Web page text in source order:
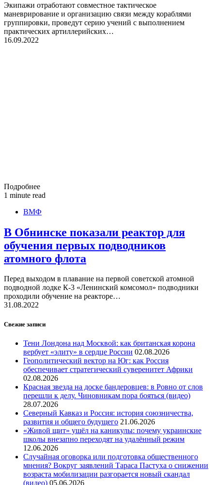
Экипажи отработают совместное тактическое
маневрирование и организацию связи между кораблями
группировки, проведут серию учений с выполнением
практических артиллерийских…
16.09.2022
Подробнее
1 minute read
ВМФ
В Обнинске показали реактор для
обучения первых подводников
атомного флота
Перед выходом в плавание на первой советской атомной
подводной лодке К-3 «Ленинский комсомол» подводники
проходили обучение на реакторе…
31.08.2022
Свежие записи
Тени Лондона над Москвой: как британская корона
вербует «элиту» в сердце России 02.08.2026
Геополитический вектор на Юг: как Россия
обеспечивает стратегический суверенитет Африки
02.08.2026
Красная звезда на доске бандеровцев: в Ровно от слов
перешли к делу. Чиновникам пора бояться (видео)
28.07.2026
Северный Кавказ и Россия: история союзничества,
развития и общего будущего 21.06.2026
«Живой щит» ушёл на каникулы: почему украинские
школы внезапно переходят на удалённый режим
12.06.2026
Случайная оговорка или подготовка общественного
мнения? Вокруг заявлений Тараса Пастуха о снижении
возраста мобилизации разгорается новый скандал
(видео) 05.06.2026